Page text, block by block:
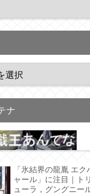
ナ
「氷結界の龍胤 エク
ャール」に注目｜ト
ューラ，グングニー